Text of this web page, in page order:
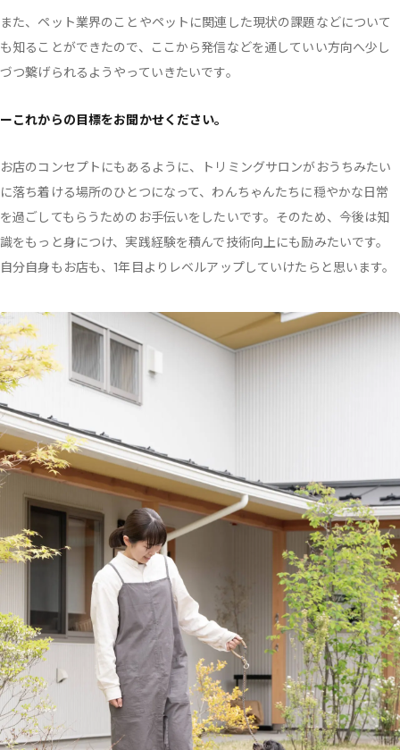
また、ペット業界のことやペットに関連した現状の課題などについて
も知ることができたので、ここから発信などを通していい方向へ少し
づつ繋げられるようやっていきたいです。
ーこれからの目標をお聞かせください。
お店のコンセプトにもあるように、トリミングサロンがおうちみたい
に落ち着ける場所のひとつになって、わんちゃんたちに穏やかな日常
を過ごしてもらうためのお手伝いをしたいです。そのため、今後は知
識をもっと身につけ、実践経験を積んで技術向上にも励みたいです。
自分自身もお店も、1年目よりレベルアップしていけたらと思います。